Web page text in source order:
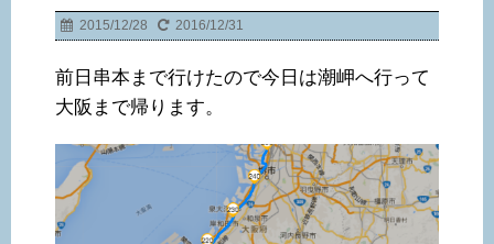
2015/12/28 2016/12/31
前日串本まで行けたので今日は潮岬へ行って
大阪まで帰ります。